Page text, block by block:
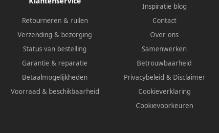
Retourneren & ruilen
Verzending & bezorging
Status van bestelling
Garantie & reparatie
Betaalmogelijkheden
Voorraad & beschikbaarheid
Inspiratie blog
Contact
Over ons
Samenwerken
Betrouwbaarheid
Privacybeleid & Disclaimer
Cookieverklaring
Cookievoorkeuren